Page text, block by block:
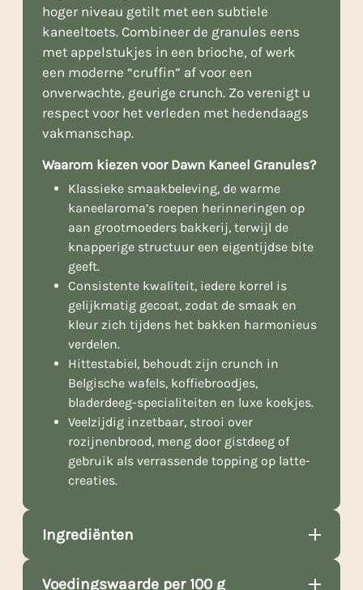
hoger niveau getilt met een subtiele
kaneeltoets. Combineer de granules eens
met appelstukjes in een brioche, of werk
een moderne “cruffin” af voor een
onverwachte, geurige crunch. Zo verenigt u
respect voor het verleden met hedendaags
vakmanschap.
Waarom kiezen voor Dawn Kaneel Granules?
Klassieke smaakbeleving, de warme
kaneelaroma’s roepen herinneringen op
aan grootmoeders bakkerij, terwijl de
knapperige structuur een eigentijdse bite
geeft.
Consistente kwaliteit, iedere korrel is
gelijkmatig gecoat, zodat de smaak en
kleur zich tijdens het bakken harmonieus
verdelen.
Hittestabiel, behoudt zijn crunch in
Belgische wafels, koffiebroodjes,
bladerdeeg-specialiteiten en luxe koekjes.
Veelzijdig inzetbaar, strooi over
rozijnenbrood, meng door gistdeeg of
gebruik als verrassende topping op latte-
creaties.
Ingrediënten
Voedingswaarde per 100 g